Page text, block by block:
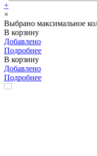
+
×
Выбрано максимальное
В корзину
Добавлено
Подробнее
В корзину
Добавлено
Подробнее